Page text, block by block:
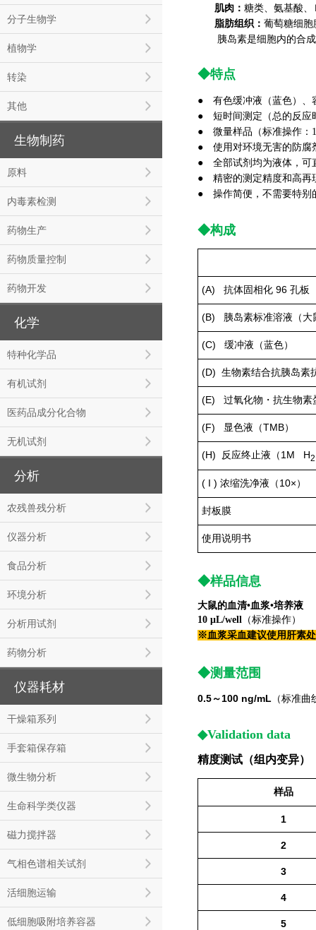
分子生物学
植物学
转染
其他
生物制药
原料
内毒素检测
药物生产
药物质量控制
药物开发
化学
特种化学品
有机试剂
医药品成分化合物
无机试剂
分析
农残兽残分析
仪器分析
食品分析
环境分析
分析用试剂
药物分析
仪器耗材
干燥箱系列
手套箱保存箱
微生物分析
生命科学类仪器
磁力搅拌器
气相色谱相关试剂
活细胞运输
低细胞吸附培养容器
肌肉： 糖类、氨基酸
脂肪组织： 葡萄糖细胞
胰岛素是细胞内的合成
◆特点
● 有色缓冲液（蓝色）、
● 短时间测定（总的反应
● 微量样品（标准操作：
● 使用对环境无害的防腐
● 全部试剂均为液体，可
● 精密的测定精度和高再
● 操作简便，不需要特别
◆构成
(A) 抗体固相化 96 孔板
(B) 胰岛素标准溶液（大
(C) 缓冲液（蓝色）
(D) 生物素结合抗胰岛素
(E) 过氧化物・抗生物素
(F) 显色液（TMB）
(H) 反应终止液（1M H2
( I ) 浓缩洗净液（10×）
封板膜
使用说明书
◆样品信息
大鼠的血清•血浆•培养液
10 μL/well
（标准操作）
※血浆采血建议使用肝素
◆测量范围
0.5～100 ng/mL （标准
◆Validation data
精度测试（组内变异）
样品
1
2
3
4
5